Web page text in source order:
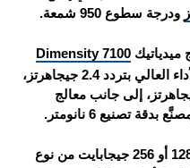
ودرجة سطوع 950 شمعة.
ميدياتيك Dimensity 7100
ثماني الأنوية، مقسم إلى أربع أنوية للأداء العالي بتردد 2.4 جيجاهرتز،
أنوية للمهام العادية بتردد 2.0 جيجاهرتز، إلى جانب معالج
الهاتف يأتي بذاكرة تخزين داخلية 128 أو 256 جيجابايت من نوع